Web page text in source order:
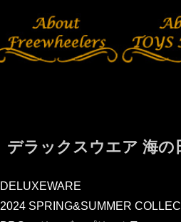
デラックスウエア 海の
DELUXEWARE
2024 SPRING&SUMMER